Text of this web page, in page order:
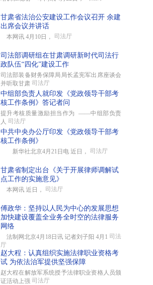
甘肃省法治公安建设工作会议召开 余建
出席会议并讲话
本网讯 4月10日， 司法厅
司法部调研组在甘肃调研新时代司法行
政队伍“四化”建设工作
司法部装备财务保障局局长孟宪军出席座谈会
并听取甘肃 司法厅
中组部负责人就印发《党政领导干部考
核工作条例》答记者问
提升考核质量激励担当作为 ——中组部负责
人 司法厅
中共中央办公厅印发《党政领导干部考
核工作条例》
新华社北京4月21日电 近日， 司法厅
甘肃省制定出台《关于开展律师调解试
点工作的实施意见》
本网讯 近日， 司法厅
傅政华：坚持以人民为中心的发展思想
加快建设覆盖全业务全时空的法律服务
网络
法制网北京4月18日讯 记者刘子阳 4月1 司法
厅
赵大程：认真组织实施法律职业资格考
试 为依法治军提供坚强保障
赵大程在解放军系统授予法律职业资格人员颁
证活动上强 司法厅